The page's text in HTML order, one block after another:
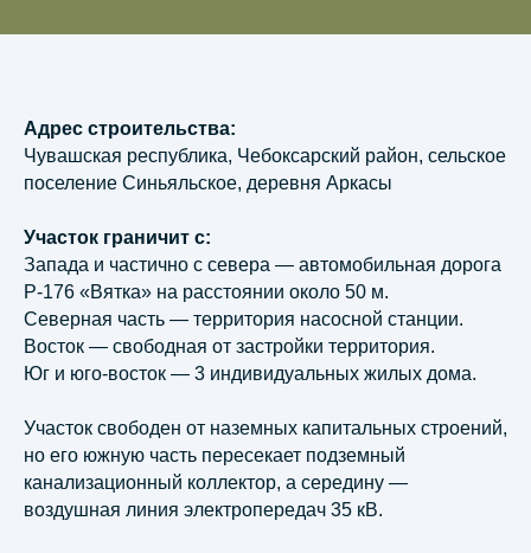
Адрес строительства:
Чувашская республика, Чебоксарский район, сельское
поселение Синьяльское, деревня Аркасы
Участок граничит с:
Запада и частично с севера — автомобильная дорога
Р-176 «Вятка» на расстоянии около 50 м.
Северная часть — территория насосной станции.
Восток — свободная от застройки территория.
Юг и юго-восток — 3 индивидуальных жилых дома.
Участок свободен от наземных капитальных строений,
но его южную часть пересекает подземный
канализационный коллектор, а середину —
воздушная линия электропередач 35 кВ.